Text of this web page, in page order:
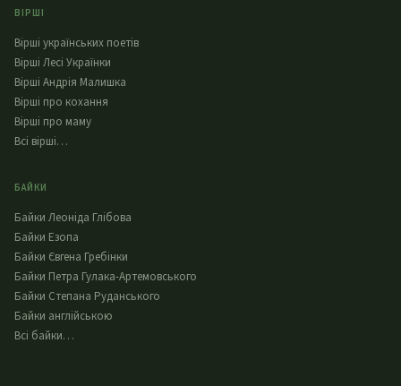
ВІРШІ
Вірші українських поетів
Вірші Лесі Українки
Вірші Андрія Малишка
Вірші про кохання
Вірші про маму
Всі вірші…
БАЙКИ
Байки Леоніда Глібова
Байки Езопа
Байки Євгена Гребінки
Байки Петра Гулака-Артемовського
Байки Степана Руданського
Байки англійською
Всі байки…